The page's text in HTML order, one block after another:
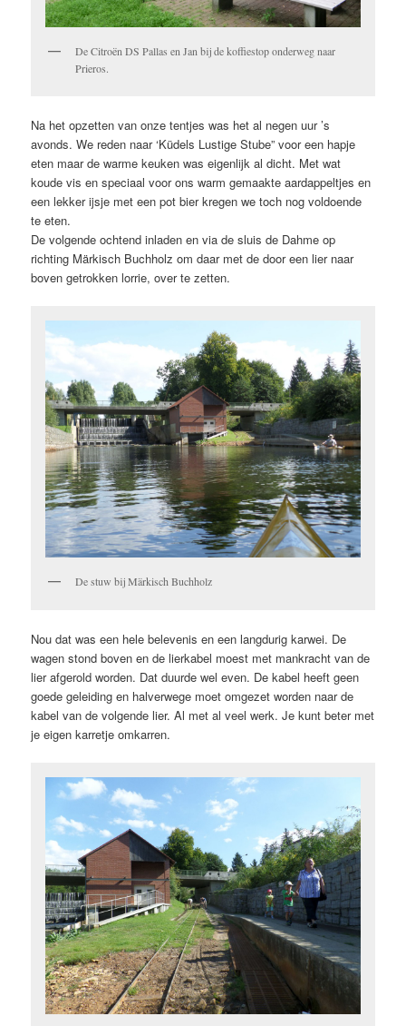
De Citroën DS Pallas en Jan bij de koffiestop onderweg naar
Prieros.
Na het opzetten van onze tentjes was het al negen uur ’s
avonds. We reden naar ‘Küdels Lustige Stube” voor een hapje
eten maar de warme keuken was eigenlijk al dicht. Met wat
koude vis en speciaal voor ons warm gemaakte aardappeltjes en
een lekker ijsje met een pot bier kregen we toch nog voldoende
te eten.
De volgende ochtend inladen en via de sluis de Dahme op
richting Märkisch Buchholz om daar met de door een lier naar
boven getrokken lorrie, over te zetten.
De stuw bij Märkisch Buchholz
Nou dat was een hele belevenis en een langdurig karwei. De
wagen stond boven en de lierkabel moest met mankracht van de
lier afgerold worden. Dat duurde wel even. De kabel heeft geen
goede geleiding en halverwege moet omgezet worden naar de
kabel van de volgende lier. Al met al veel werk. Je kunt beter met
je eigen karretje omkarren.